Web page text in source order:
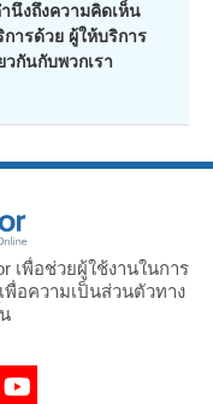
นึงถึงความคิดเห็น
ารด้วย ผู้ให้บริการ
กันกับพวกเรา
เพื่อช่วยผู้ใช้งานในการ
อความเป็นส่วนตัวทาง